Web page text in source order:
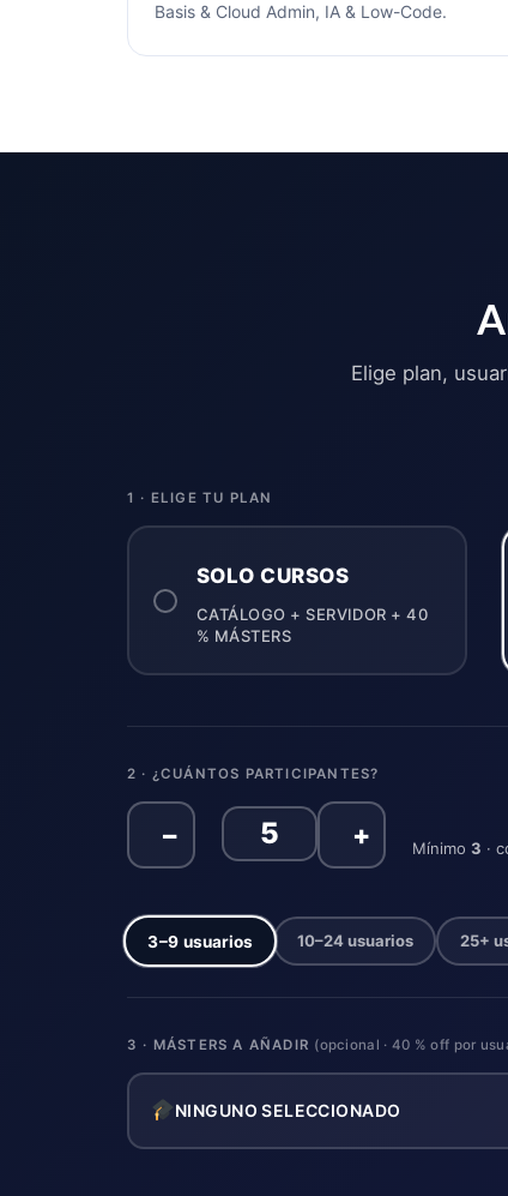
Basis & Cloud Admin, IA & Low-Code.
Elige plan,
1 · ELIGE TU PLAN
SOLO CURSOS
CATÁLOGO + SERVIDOR + 40
% MÁSTERS
2 · ¿CUÁNTOS PARTICIPANTES?
− + Mínimo3 ·
3–9 usuarios 10–24 usuarios 25+
3 · MÁSTERS A AÑADIR (opcional · 40 % off por
NINGUNO SELECCIONADO